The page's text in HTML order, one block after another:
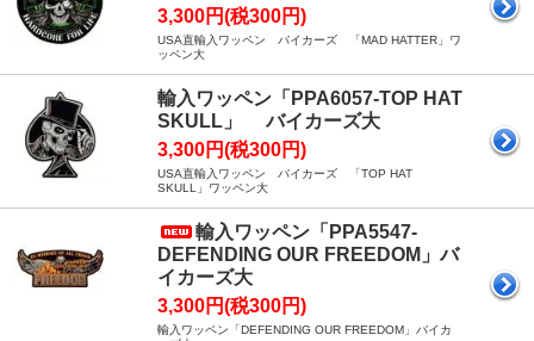
3,300円(税300円)
USA直輸入ワッペン バイカーズ 「MAD HATTER」ワ
ッペン大
輸入ワッペン「PPA6057-TOP HAT
SKULL」 バイカーズ大
3,300円(税300円)
USA直輸入ワッペン バイカーズ 「TOP HAT
SKULL」ワッペン大
輸入ワッペン「PPA5547-
DEFENDING OUR FREEDOM」バ
イカーズ大
3,300円(税300円)
輸入ワッペン「DEFENDING OUR FREEDOM」バイカ